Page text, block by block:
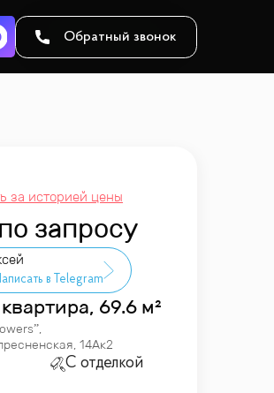
Обратный звонок
запросу
69.6 м²
”,
14Ак2
С отделкой